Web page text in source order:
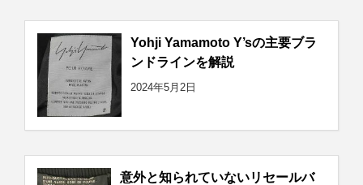
Yohji Yamamoto Y’sの主要ブラ
ンドラインを解説
2024年5月2日
意外と知られていないリセールバ